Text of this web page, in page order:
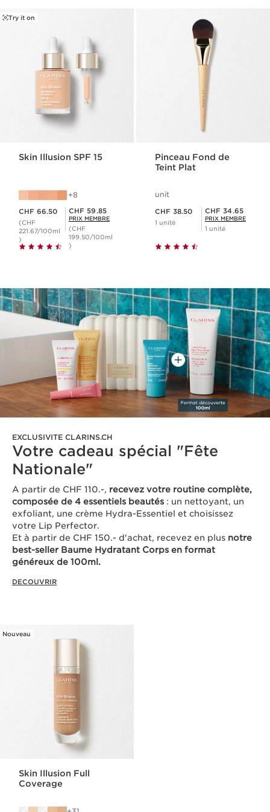
Try it on
Skin Illusion SPF 15
8
CHF 66.50
(CHF
221.67/100ml
)
Prix Sérénité CHF 59.85
CHF 59.85
PRIX MEMBRE
(CHF
199.50/100ml
)
Pinceau Fond de
Teint Plat
unit
CHF 38.50
1 unité
Prix Sérénité CHF 34.65
CHF 34.65
PRIX MEMBRE
1 unité
EXCLUSIVITE CLARINS.CH
Votre cadeau spécial "Fête
Nationale"
A partir de CHF 110.-, recevez votre routine complète,
composée de 4 essentiels beautés : un nettoyant, un
exfoliant, une crème Hydra-Essentiel et choisissez
votre Lip Perfector.
Et à partir de CHF 150.- d'achat, recevez en plus notre
best-seller Baume Hydratant Corps en format
généreux de 100ml.
DECOUVRIR
Nouveau
Skin Illusion Full
Coverage